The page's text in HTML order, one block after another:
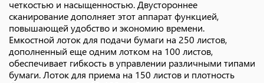
четкостью и насыщенностью. Двустороннее
сканирование дополняет этот аппарат функцией,
повышающей удобство и экономию времени.
Емкостной лоток для подачи бумаги на 250 листов,
дополненный еще одним лотком на 100 листов,
обеспечивает гибкость в управлении различными типами
бумаги. Лоток для приема на 150 листов и плотность